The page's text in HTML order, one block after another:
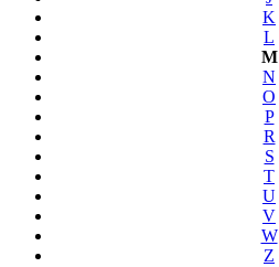
K
L
M
N
O
P
R
S
T
U
V
W
Z